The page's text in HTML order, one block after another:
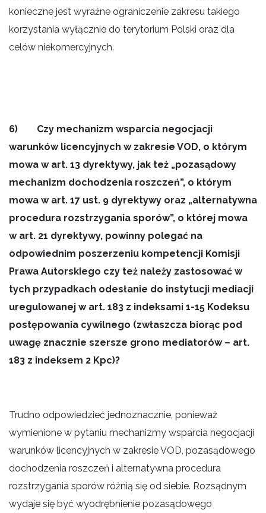
konieczne jest wyraźne ograniczenie zakresu takiego
korzystania wyłącznie do terytorium Polski oraz dla
celów niekomercyjnych.
6) Czy mechanizm wsparcia negocjacji
warunków licencyjnych w zakresie VOD, o którym
mowa w art. 13 dyrektywy, jak też „pozasądowy
mechanizm dochodzenia roszczeń”, o którym
mowa w art. 17 ust. 9 dyrektywy oraz „alternatywna
procedura rozstrzygania sporów”, o której mowa
w art. 21 dyrektywy, powinny polegać na
odpowiednim poszerzeniu kompetencji Komisji
Prawa Autorskiego czy też należy zastosować w
tych przypadkach odesłanie do instytucji mediacji
uregulowanej w art. 183 z indeksami 1-15 Kodeksu
postępowania cywilnego (zwłaszcza biorąc pod
uwagę znacznie szersze grono mediatorów – art.
183 z indeksem 2 Kpc)?
Trudno odpowiedzieć jednoznacznie, ponieważ
wymienione w pytaniu mechanizmy wsparcia negocjacji
warunków licencyjnych w zakresie VOD, pozasądowego
dochodzenia roszczeń i alternatywna procedura
rozstrzygania sporów różnią się od siebie. Rozsądnym
wydaje się być wyodrębnienie pozasądowego